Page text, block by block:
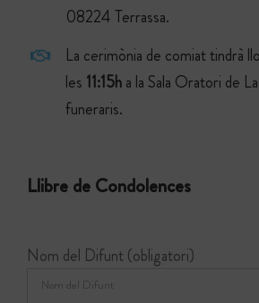
08224 Terrassa.
La cerimònia de comiat tindrà
les 11:15ha la Sala Oratori de
funeraris.
Llibre de Condolences
Nom del Difunt (obligatori)